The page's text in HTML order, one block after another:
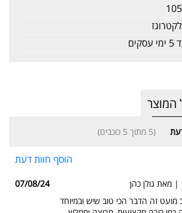
המוצר
(5 מתוך 5 כוכבים)
הוסף חוות דעת
| מאת גולן כהן
07/08/24
זה הדבר הכי טוב שיש ובמיוחד